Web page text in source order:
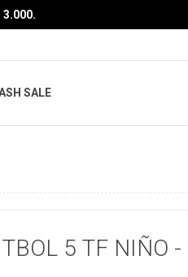
SALE
5 TF NIÑO -